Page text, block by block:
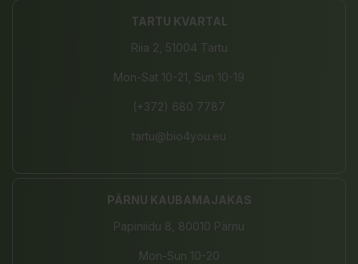
TARTU KVARTAL
Riia 2, 51004 Tartu
Mon-Sat 10-21, Sun 10-19
(+372) 680 7787
tartu@bio4you.eu
PÄRNU KAUBAMAJAKAS
Papiniidu 8, 80010 Pärnu
Mon-Sun 10-20